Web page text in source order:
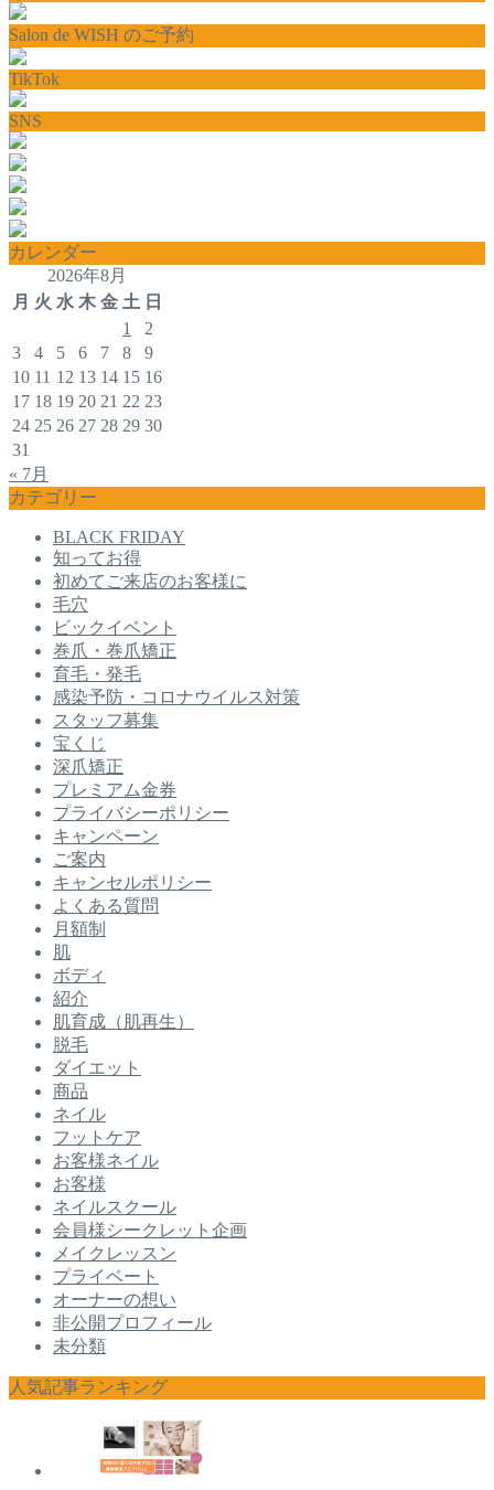
Salon de WISH のご予約
TikTok
SNS
カレンダー
2026年8月
月 火 水 木 金 土 日
1
2
3
4 5 6 7 8
9
10 11 12 13 14 15 16
17 18 19 20 21 22 23
24 25 26 27 28 29 30
31
« 7月
カテゴリー
BLACK FRIDAY
知ってお得
初めてご来店のお客様に
毛穴
ビックイベント
巻爪・巻爪矯正
育毛・発毛
感染予防・コロナウイルス対策
スタッフ募集
宝くじ
深爪矯正
プレミアム金券
プライバシーポリシー
キャンペーン
ご案内
キャンセルポリシー
よくある質問
月額制
肌
ボディ
紹介
肌育成（肌再生）
脱毛
ダイエット
商品
ネイル
フットケア
お客様ネイル
お客様
ネイルスクール
会員様シークレット企画
メイクレッスン
プライベート
オーナーの想い
非公開プロフィール
未分類
人気記事ランキング